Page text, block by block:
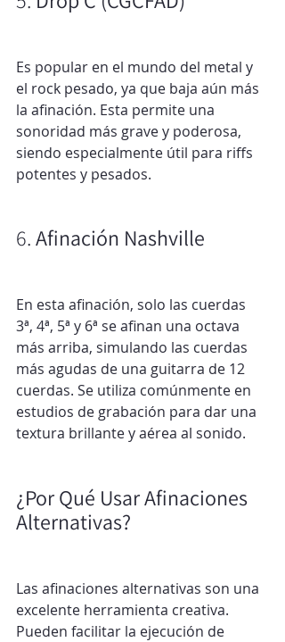
Es popular en el mundo del metal y
el rock pesado, ya que baja aún más
la afinación. Esta permite una
sonoridad más grave y poderosa,
siendo especialmente útil para riffs
potentes y pesados.
6. Afinación Nashville
En esta afinación, solo las cuerdas
3ª, 4ª, 5ª y 6ª se afinan una octava
más arriba, simulando las cuerdas
más agudas de una guitarra de 12
cuerdas. Se utiliza comúnmente en
estudios de grabación para dar una
textura brillante y aérea al sonido.
¿Por Qué Usar Afinaciones
Alternativas?
Las afinaciones alternativas son una
excelente herramienta creativa.
Pueden facilitar la ejecución de